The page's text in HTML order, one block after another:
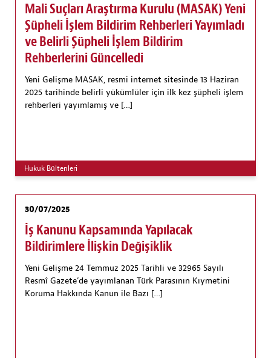
Mali Suçları Araştırma Kurulu (MASAK) Yeni
Şüpheli İşlem Bildirim Rehberleri Yayımladı
ve Belirli Şüpheli İşlem Bildirim
Rehberlerini Güncelledi
Yeni Gelişme MASAK, resmi internet sitesinde 13 Haziran
2025 tarihinde belirli yükümlüler için ilk kez şüpheli işlem
rehberleri yayımlamış ve […]
Hukuk Bültenleri
30/07/2025
İş Kanunu Kapsamında Yapılacak
Bildirimlere İlişkin Değişiklik
Yeni Gelişme 24 Temmuz 2025 Tarihli ve 32965 Sayılı
Resmî Gazete’de yayımlanan Türk Parasının Kıymetini
Koruma Hakkında Kanun ile Bazı […]